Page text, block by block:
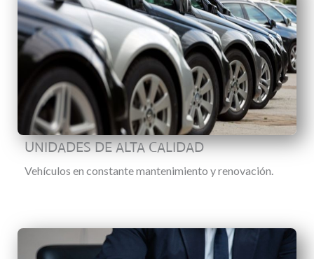
UNIDADES DE ALTA CALIDAD
Vehículos en constante mantenimiento y renovación.